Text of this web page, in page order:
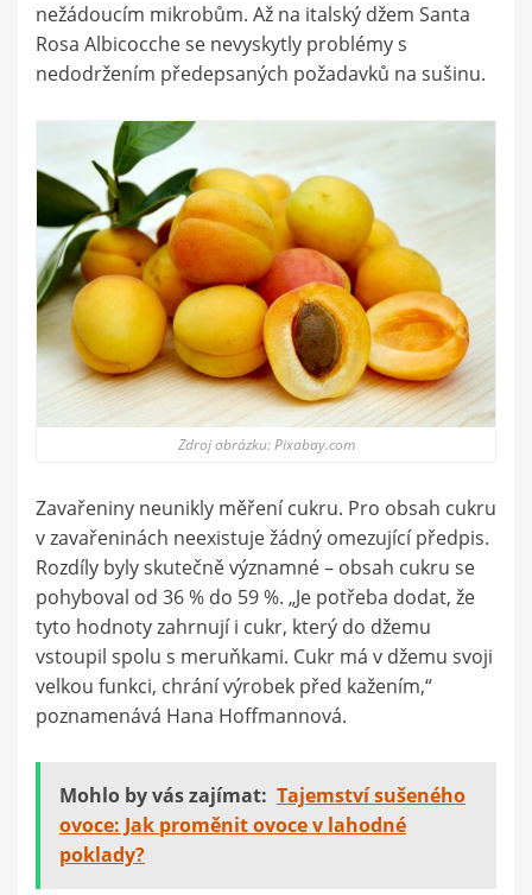
nežádoucím mikrobům. Až na italský džem Santa
Rosa Albicocche se nevyskytly problémy s
nedodržením předepsaných požadavků na sušinu.
Zdroj obrázku: Pixabay.com
Zavařeniny neunikly měření cukru. Pro obsah cukru
v zavařeninách neexistuje žádný omezující předpis.
Rozdíly byly skutečně významné – obsah cukru se
pohyboval od 36 % do 59 %. „Je potřeba dodat, že
tyto hodnoty zahrnují i cukr, který do džemu
vstoupil spolu s meruňkami. Cukr má v džemu svoji
velkou funkci, chrání výrobek před kažením,“
poznamenává Hana Hoffmannová.
Mohlo by vás zajímat: Tajemství sušeného
ovoce: Jak proměnit ovoce v lahodné
poklady?